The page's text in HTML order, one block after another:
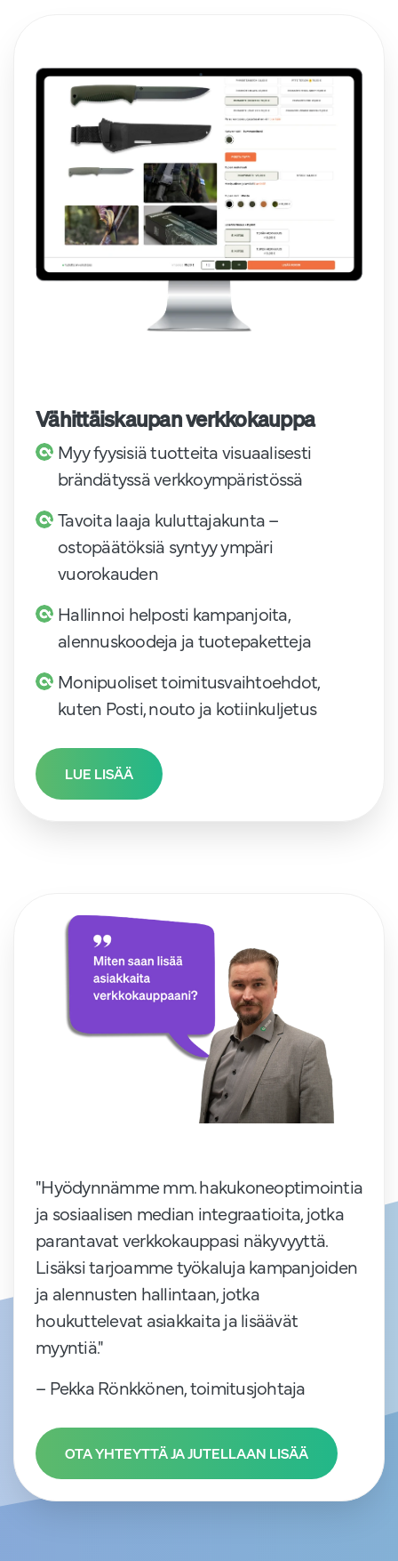
Vähittäiskaupan verkkokauppa
Myy fyysisiä tuotteita visuaalisesti
brändätyssä verkkoympäristössä
Tavoita laaja kuluttajakunta –
ostopäätöksiä syntyy ympäri
vuorokauden
Hallinnoi helposti kampanjoita,
alennuskoodeja ja tuotepaketteja
Monipuoliset toimitusvaihtoehdot,
kuten Posti, nouto ja kotiinkuljetus
LUE LISÄÄ
"Hyödynnämme mm. hakukoneoptimointia
ja sosiaalisen median integraatioita, jotka
parantavat verkkokauppasi näkyvyyttä.
Lisäksi tarjoamme työkaluja kampanjoiden
ja alennusten hallintaan, jotka
houkuttelevat asiakkaita ja lisäävät
myyntiä."
– Pekka Rönkkönen, toimitusjohtaja
OTA YHTEYTTÄ JA JUTELLAAN LISÄÄ